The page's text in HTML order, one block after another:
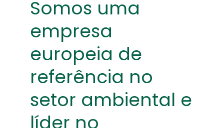
Somos uma
empresa
europeia de
referência no
setor ambiental e
líder no